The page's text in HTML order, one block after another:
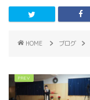
HOME ブログ